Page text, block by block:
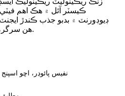
ڪيسٽر آئل ۾ هڪ اهم
ڊيوڊورنٽ ۾ بدبو جذب ڪندڙ
هن سرگرمي جو طريقو واضح ناهي.
نفيس پائوڊر، اڇو اسپنج